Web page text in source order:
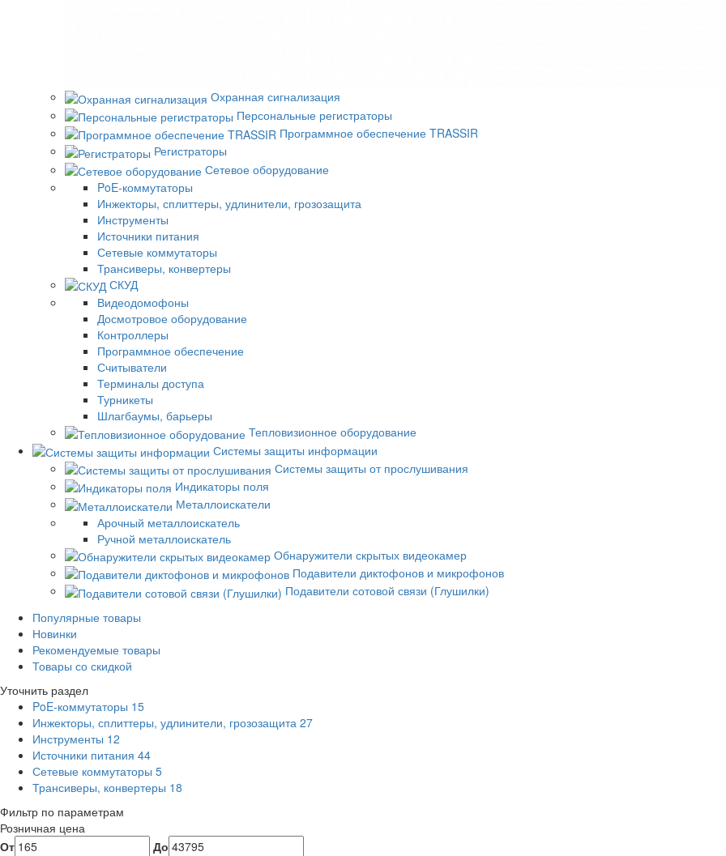
Охранная сигнализация
Персональные регистраторы
Программное обеспечение TRASSIR
Регистраторы
Сетевое оборудование
PoE-коммутаторы
Инжекторы, сплиттеры, удлинители, грозозащита
Инструменты
Источники питания
Сетевые коммутаторы
Трансиверы, конвертеры
СКУД
Видеодомофоны
Досмотровое оборудование
Контроллеры
Программное обеспечение
Считыватели
Терминалы доступа
Турникеты
Шлагбаумы, барьеры
Тепловизионное оборудование
Системы защиты информации
Системы защиты от прослушивания
Индикаторы поля
Металлоискатели
Арочный металлоискатель
Ручной металлоискатель
Обнаружители скрытых видеокамер
Подавители диктофонов и микрофонов
Подавители сотовой связи (Глушилки)
Популярные товары
Новинки
Рекомендуемые товары
Товары со скидкой
Уточнить раздел
PoE-коммутаторы 15
Инжекторы, сплиттеры, удлинители, грозозащита 27
Инструменты 12
Источники питания 44
Сетевые коммутаторы 5
Трансиверы, конвертеры 18
Фильтр по параметрам
Розничная цена
От
До